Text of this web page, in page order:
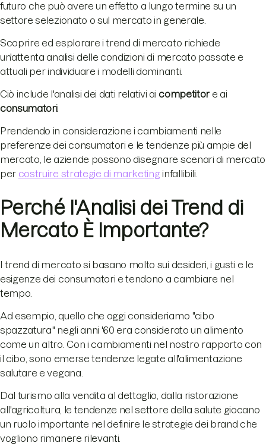
futuro che può avere un effetto a lungo termine su un
settore selezionato o sul mercato in generale.
Scoprire ed esplorare i trend di mercato richiede
un'attenta analisi delle condizioni di mercato passate e
attuali per individuare i modelli dominanti.
Ciò include l'analisi dei dati relativi ai competitor e ai
consumatori.
Prendendo in considerazione i cambiamenti nelle
preferenze dei consumatori e le tendenze più ampie del
mercato, le aziende possono disegnare scenari di mercato
per costruire strategie di marketinginfallibili.
Perché l'Analisi dei Trend di
Mercato È Importante?
I trend di mercato si basano molto sui desideri, i gusti e le
esigenze dei consumatori e tendono a cambiare nel
tempo.
Ad esempio, quello che oggi consideriamo "cibo
spazzatura" negli anni '60 era considerato un alimento
come un altro. Con i cambiamenti nel nostro rapporto con
il cibo, sono emerse tendenze legate all'alimentazione
salutare e vegana.
Dal turismo alla vendita al dettaglio, dalla ristorazione
all'agricoltura, le tendenze nel settore della salute giocano
un ruolo importante nel definire le strategie dei brand che
vogliono rimanere rilevanti.